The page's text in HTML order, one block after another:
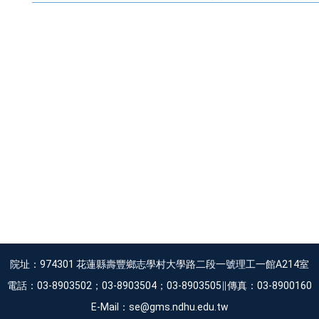
院址：974301 花蓮縣壽豐鄉志學村大學路二段一號理工一館A214室
電話：03-8903502；03-8903504；03-8903505∥傳真：03-8900160
E-Mail：se@gms.ndhu.edu.tw